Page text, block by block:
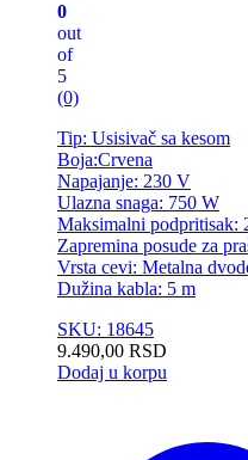
0
out
of
5
(0)
Tip: Usisivač sa kesom
Boja:Crvena
Napajanje: 230 V
Ulazna snaga: 750 W
Maksimalni podpritisak:
Zapremina posude za
Vrsta cevi: Metalna
Dužina kabla: 5 m
SKU: 18645
9.490,00 RSD
Dodaj u korpu